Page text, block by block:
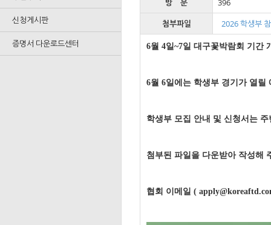
신청게시판
증명서 다운로드센터
방 문
396
첨부파일
2026 학생부
6월 4일~7일 대구꽃박람회 기간
6월 6일에는 학생부 경기가 열릴
학생부 모집 안내 및 신청서는
첨부된 파일을 다운받아 작성해
협회 이메일 (